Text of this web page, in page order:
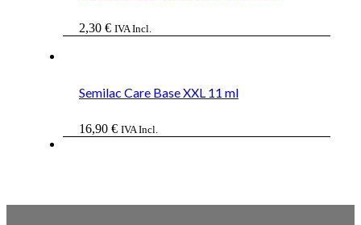
2,30 € IVA Incl.
Semilac Care Base XXL 11 ml
16,90 € IVA Incl.